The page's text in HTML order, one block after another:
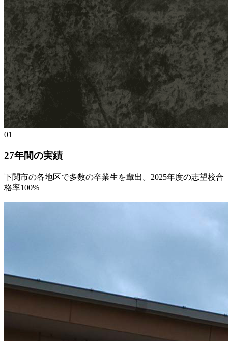
01
27年間の実績
下関市の各地区で多数の卒業生を輩出。2025年度の志望校合
格率100%